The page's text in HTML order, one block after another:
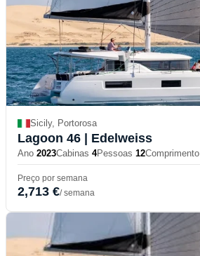
Sicily, Portorosa
Lagoon 46 | Edelweiss
Ano 2023Cabinas 4Pessoas 12Comprimento
Preço por semana
2,713 €/ semana